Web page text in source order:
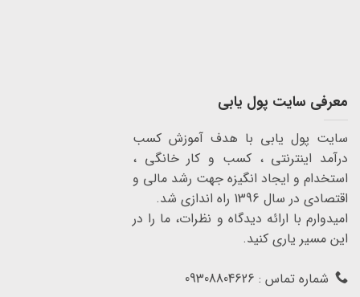
معرفی سایت پول یابی
سایت پول یابی با هدف آموزش کسب
درآمد اینترنتی ، کسب و کار خانگی ،
استخدام و ایجاد انگیزه جهت رشد مالی و
اقتصادی در سال 1396 راه اندازی شد.
امیدوارم با ارائه دیدگاه و نظرات، ما را در
این مسیر یاری کنید.
شماره تماس : 09308804626